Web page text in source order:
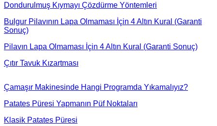
Dondurulmuş Kıymayı Çözdürme Yöntemleri
Bulgur Pilavının Lapa Olmaması İçin 4 Altın Kural (Garanti
Sonuç)
Pilavın Lapa Olmaması İçin 4 Altın Kural (Garanti Sonuç)
Çıtır Tavuk Kızartması
Çamaşır Makinesinde Hangi Programda Yıkamalıyız?
Patates Püresi Yapmanın Püf Noktaları
Klasik Patates Püresi